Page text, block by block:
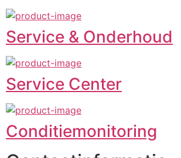
Service & Onderhoud
Service Center
Conditiemonitoring